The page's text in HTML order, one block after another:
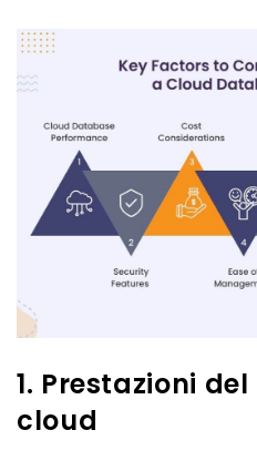
1. Prestazioni
cloud